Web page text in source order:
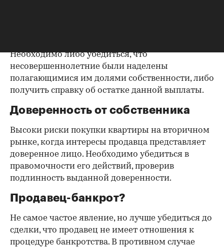
Необходимо либо убедиться, что
несовершеннолетние были наделены
полагающимися им долями собственности, либо
получить справку об остатке данной выплаты.
Доверенность от собственника
Высоки риски покупки квартиры на вторичном
рынке, когда интересы продавца представляет
доверенное лицо. Необходимо убедиться в
правомочности его действий, проверив
подлинность выданной доверенности.
Продавец-банкрот?
Не самое частое явление, но лучше убедиться до
сделки, что продавец не имеет отношения к
процедуре банкротства. В противном случае